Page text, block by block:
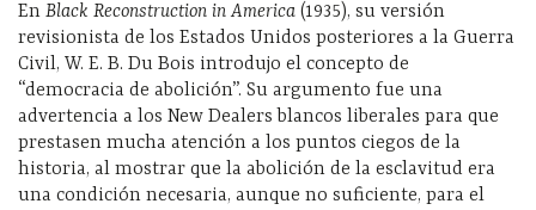
En Black Reconstruction in America (1935), su versión
revisionista de los Estados Unidos posteriores a la Guerra
Civil, W. E. B. Du Bois introdujo el concepto de
“democracia de abolición”. Su argumento fue una
advertencia a los New Dealers blancos liberales para que
prestasen mucha atención a los puntos ciegos de la
historia, al mostrar que la abolición de la esclavitud era
una condición necesaria, aunque no suficiente, para el